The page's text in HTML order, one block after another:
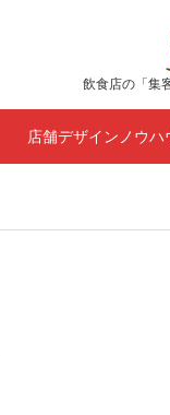
飲食店の「集
店舗デザインノウハ